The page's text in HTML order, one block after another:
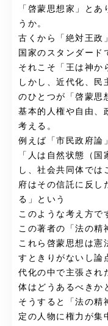
「啓蒙思想家」と
うか。
古くから「絶対王政
国家のスタンダード
それこそ「王は神か
しかし、近代化、民
のひとつが「啓蒙思
基本的人権や自由、
考える。
例えば「市民政府論」
「人は自然状態（
し、社会共同体では
府はその信託に反し
る」という
このような考え方で
この著者の「法の精
これら啓蒙思想は憲
すときりがないし論
代化の中で主張され
体はどうあるべきか
そうすると「法の精
定の人物に権力が集